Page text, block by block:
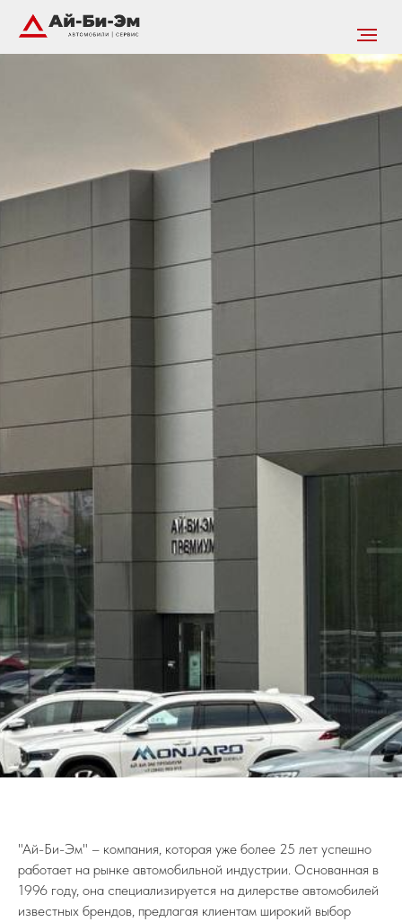
"Ай-Би-Эм" – компания, которая уже более 25 лет успешно
работает на рынке автомобильной индустрии. Основанная в
1996 году, она специализируется на дилерстве автомобилей
известных брендов, предлагая клиентам широкий выбор